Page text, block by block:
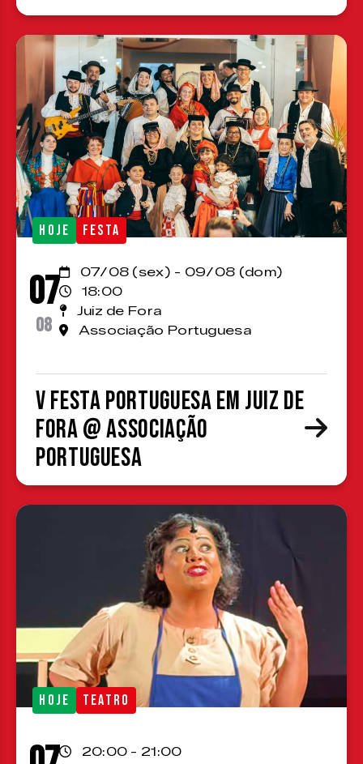
HOJE FESTA
07
08
07/08 (sex) - 09/08 (dom)
18:00
Juiz de Fora
Associação Portuguesa
V Festa Portuguesa em Juiz de
Fora @ Associação
Portuguesa
HOJE TEATRO
20:00 - 21:00